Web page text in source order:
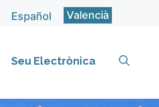
Español Valencià
Seu Electrònica